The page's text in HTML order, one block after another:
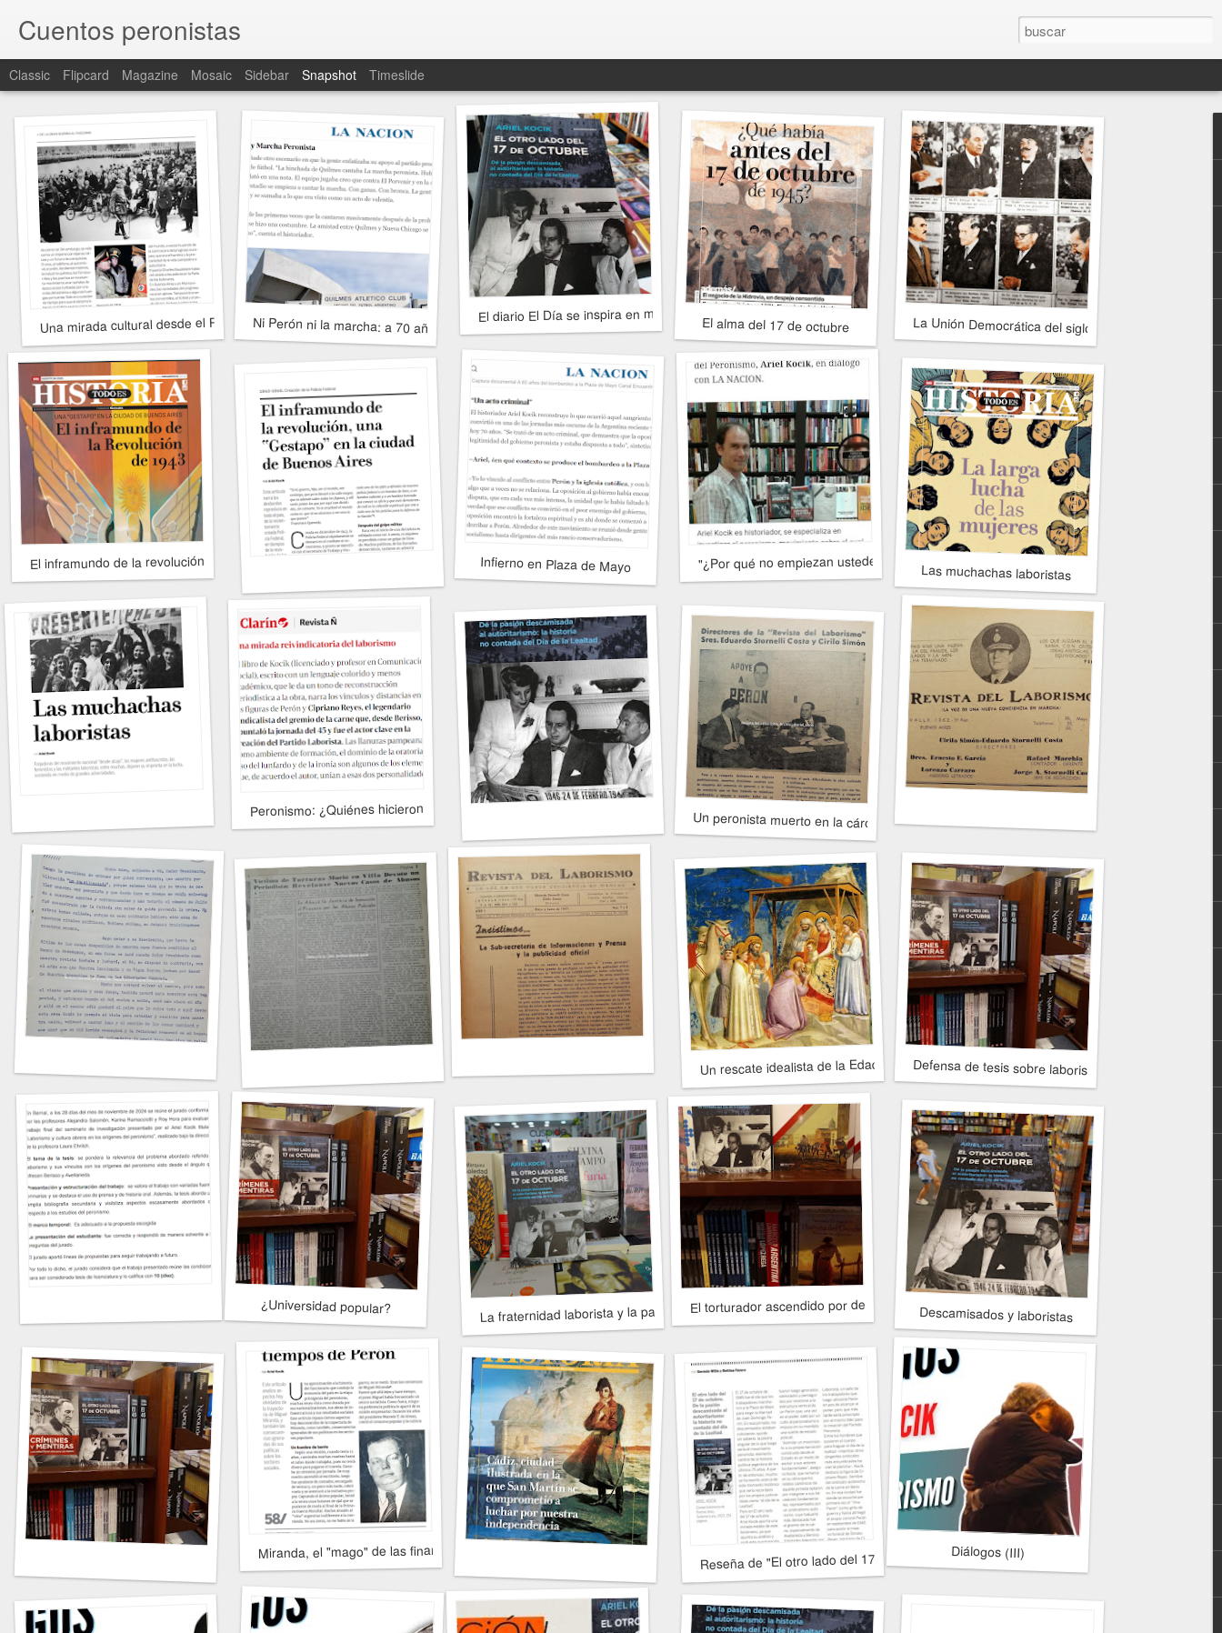
Cuentos peronistas
Classic Flipcard Magazine Mosaic Sidebar Snapshot Timeslide
Una mirada cultural desde el Río de la Plata: de la Gran Guerra al fascismo
Ni Perón ni la marcha: a 70 años del decretoEl diario El Día se inspira en mi libro El alma del 17 de octubre La Unión Democrática del siglo XXI
El inframundo de la revolución, una "Gestapo" en la ciudad de Buenos Aires Infierno en Plaza de Mayo "¿Por qué no empiezan ustedes?" El atentado que encendió la ira de Perón
Las muchachas laboristas
Peronismo: ¿Quiénes hicieron el 17 de Octubre? Un peronista muerto en la cárcel en tiempos de Pettinato
Un rescate idealista de la Edad MediaDefensa de tesis sobre laborismo
¿Universidad popular? La fraternidad laborista y la pasión descamisadaEl torturador ascendido por decreto del Poder EjecutivoDescamisados y laboristas
Miranda, el "mago" de las finanzas en tiempo de Perón Reseña de "El otro lado del 17 de Octubre" Diálogos (III)